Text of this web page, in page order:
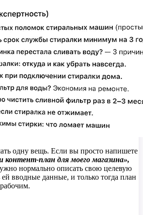
одну вещь. Если вы просто напишете
контент-план для моего магазина»,
нормально описать свою целевую
вводные данные, и только тогда план